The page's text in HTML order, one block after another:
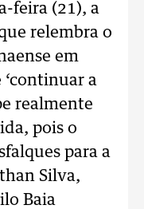
feira (21), a
relembra o
em
‘continuar a
realmente
pois o
para a
Silva,
Baia